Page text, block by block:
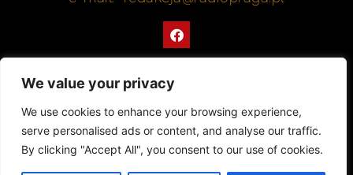
We value your privacy
We use cookies to enhance your browsing experience,
serve personalised ads or content, and analyse our traffic.
By clicking "Accept All", you consent to our use of cookies.
F
a
c
o
k
Współpracujemy z Muzeum Warszawskiej Pragi
© 2022 All rights Reserved. Radiopraga.pl
Projekt strony internetowej: tomasz-kaminski.pl